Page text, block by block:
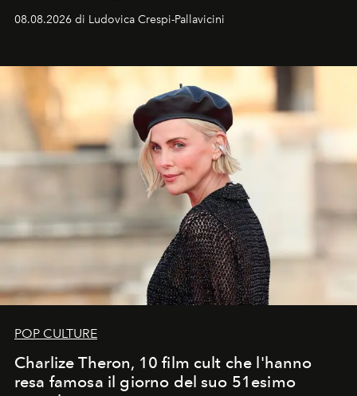
ideale per la notte delle Perseidi.
08.08.2026 di Ludovica Crespi-Pallavicini
POP CULTURE
Charlize Theron, 10 film cult che l'hanno
resa famosa il giorno del suo 51esimo